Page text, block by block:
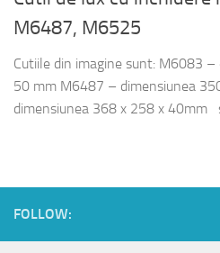
M6487, M6525
Cutiile din imagine sunt: M6083
50 mm M6487 – dimensiunea
dimensiunea 368 x 258 x 40mm
FOLLOW: